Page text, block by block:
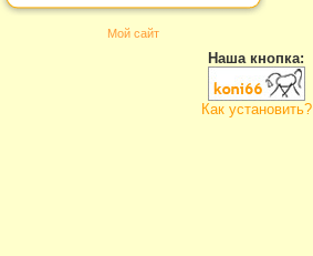
Мой сайт
Наша кнопка:
Как установить?